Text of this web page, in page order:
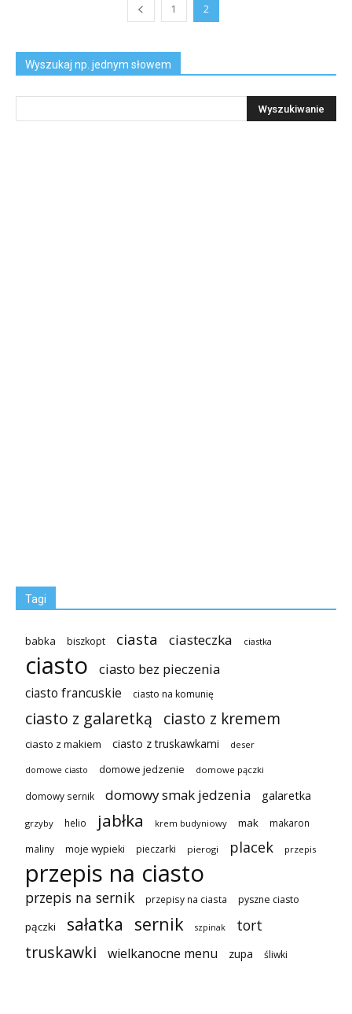
1 2
Wyszukaj np. jednym słowem
Tagi
babka biszkopt ciasta ciasteczka ciastka
ciasto ciasto bez pieczenia
ciasto francuskie ciasto na komunię
ciasto z galaretką ciasto z kremem
ciasto z makiem ciasto z truskawkami deser
domowe ciasto domowe jedzenie domowe pączki
domowy sernik domowy smak jedzenia galaretka
grzyby helio jabłka krem budyniowy mak makaron
maliny moje wypieki pieczarki pierogi placek przepis
przepis na ciasto
przepis na sernik przepisy na ciasta pyszne ciasto
pączki sałatka sernik szpinak tort
truskawki wielkanocne menu zupa śliwki